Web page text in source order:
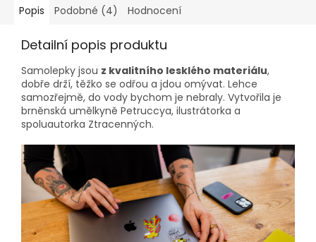
Popis Podobné (4) Hodnocení
Detailní popis produktu
Samolepky jsou z kvalitního lesklého materiálu,
dobře drží, těžko se odřou a jdou omývat. Lehce
samozřejmě, do vody bychom je nebraly. Vytvořila je
brněnská umělkyně Petruccya, ilustrátorka a
spoluautorka Ztracenných.